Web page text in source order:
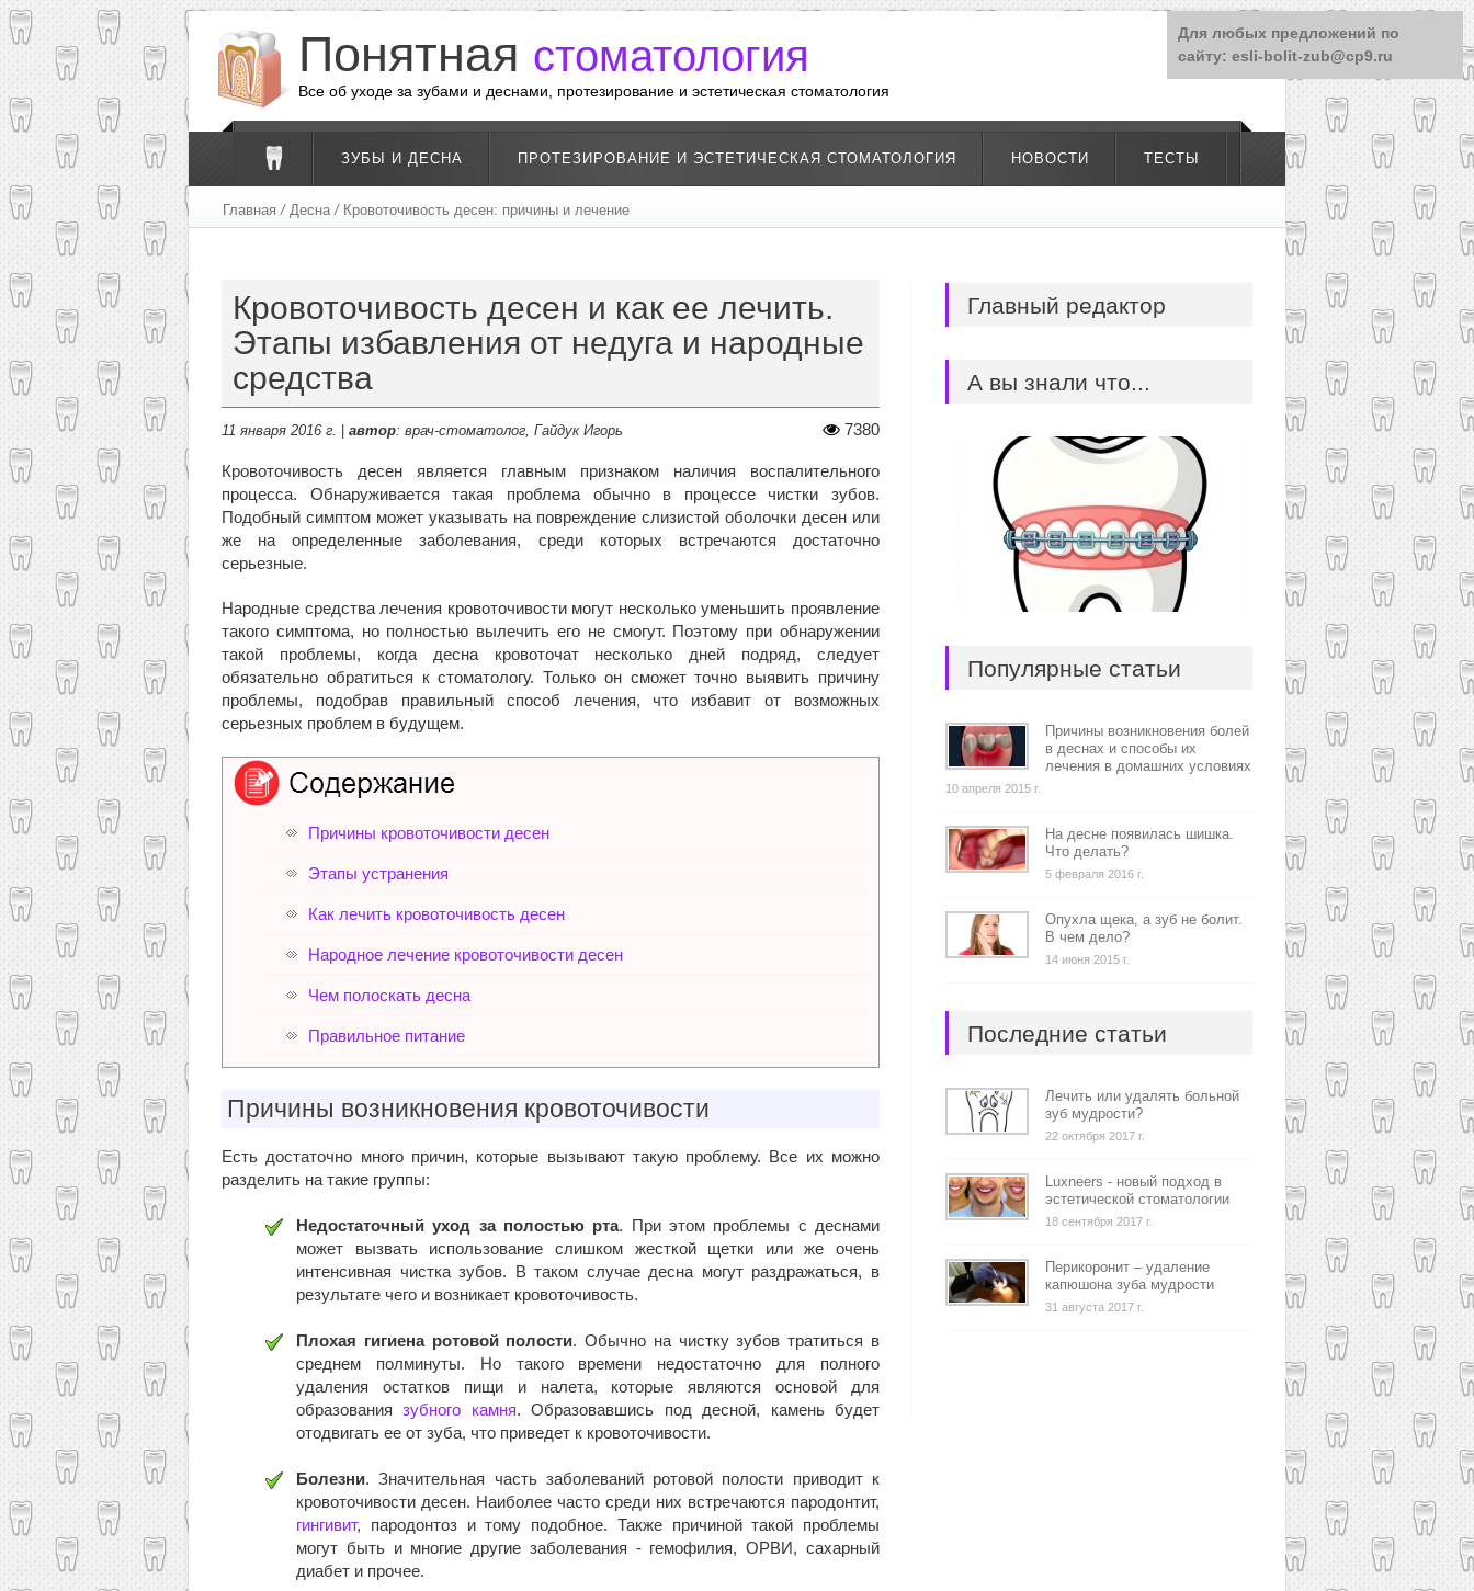
Понятная стоматология
Все об уходе за зубами и деснами, протезирование и эстетическая стоматология
ЗУБЫ И ДЕСНА ПРОТЕЗИРОВАНИЕ И ЭСТЕТИЧЕСКАЯ СТОМАТОЛОГИЯ НОВОСТИ ТЕСТЫ
Главная / Десна / Кровоточивость десен: причины и лечение
Кровоточивость десен и как ее лечить.
Этапы избавления от недуга и народные
средства
11 января 2016 г. автор: врач-стоматолог, Гайдук Игорь 7380
Кровоточивость десен является главным признаком наличия воспалительного
процесса. Обнаруживается такая проблема обычно в процессе чистки зубов.
Подобный симптом может указывать на повреждение слизистой оболочки десен или
же на определенные заболевания, среди которых встречаются достаточно
серьезные.
Народные средства лечения кровоточивости могут несколько уменьшить проявление
такого симптома, но полностью вылечить его не смогут. Поэтому при обнаружении
такой проблемы, когда десна кровоточат несколько дней подряд, следует
обязательно обратиться к стоматологу. Только он сможет точно выявить причину
проблемы, подобрав правильный способ лечения, что избавит от возможных
серьезных проблем в будущем.
Причины кровоточивости десен
Этапы устранения
Как лечить кровоточивость десен
Народное лечение кровоточивости десен
Чем полоскать десна
Правильное питание
Причины возникновения кровоточивости
Есть достаточно много причин, которые вызывают такую проблему. Все их можно
разделить на такие группы:
Недостаточный уход за полостью рта. При этом проблемы с деснами
может вызвать использование слишком жесткой щетки или же очень
интенсивная чистка зубов. В таком случае десна могут раздражаться, в
результате чего и возникает кровоточивость.
Плохая гигиена ротовой полости. Обычно на чистку зубов тратиться в
среднем полминуты. Но такого времени недостаточно для полного
удаления остатков пищи и налета, которые являются основой для
образованиязубного камня. Образовавшись под десной, камень будет
отодвигать ее от зуба, что приведет к кровоточивости.
Болезни. Значительная часть заболеваний ротовой полости приводит к
кровоточивости десен. Наиболее часто среди них встречаются пародонтит,
гингивит, пародонтоз и тому подобное. Также причиной такой проблемы
могут быть и многие другие заболевания - гемофилия, ОРВИ, сахарный
диабет и прочее.
Главный редактор
А вы знали что...
Популярные статьи
Причины возникновения болей
в деснах и способы их
лечения в домашних условиях
10 апреля 2015 г.
На десне появилась шишка.
Что делать?
5 февраля 2016 г.
Опухла щека, а зуб не болит.
В чем дело?
14 июня 2015 г.
Последние статьи
Лечить или удалять больной
зуб мудрости?
22 октября 2017 г.
Luxneers - новый подход в
эстетической стоматологии
18 сентября 2017 г.
Перикоронит – удаление
капюшона зуба мудрости
31 августа 2017 г.
Для любых предложений по
сайту: esli-bolit-zub@cp9.ru